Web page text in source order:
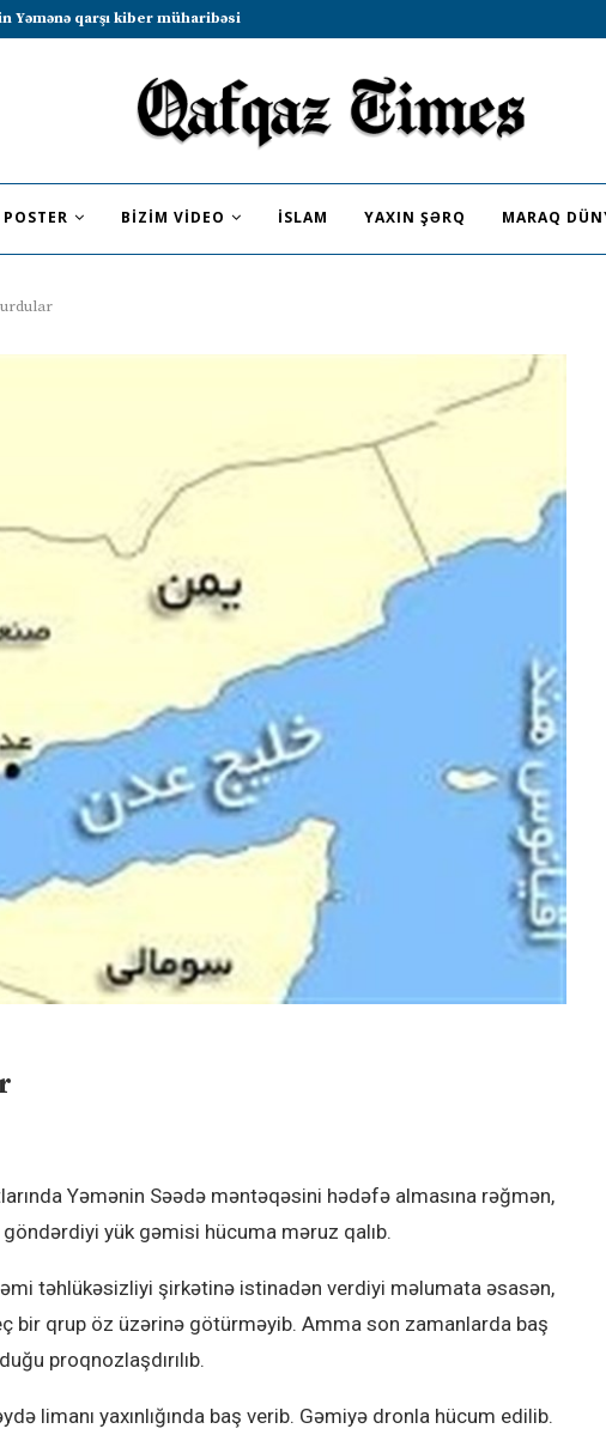
sammitində iştirak etməyə dəvət...
POSTER BIZIM VIDEO İSLAM YAXIN ŞƏRQ MARAQ
Yəmənin Səədə məntəqəsini hədəfə almasına rəğmən,
yük gəmisi hücuma məruz qalıb.
təhlükəsizliyi şirkətinə istinadən verdiyi məlumata əsasən,
bir qrup öz üzərinə götürməyib. Amma son zamanlarda baş
proqnozlaşdırılıb.
limanı yaxınlığında baş verib. Gəmiyə dronla hücum edilib.